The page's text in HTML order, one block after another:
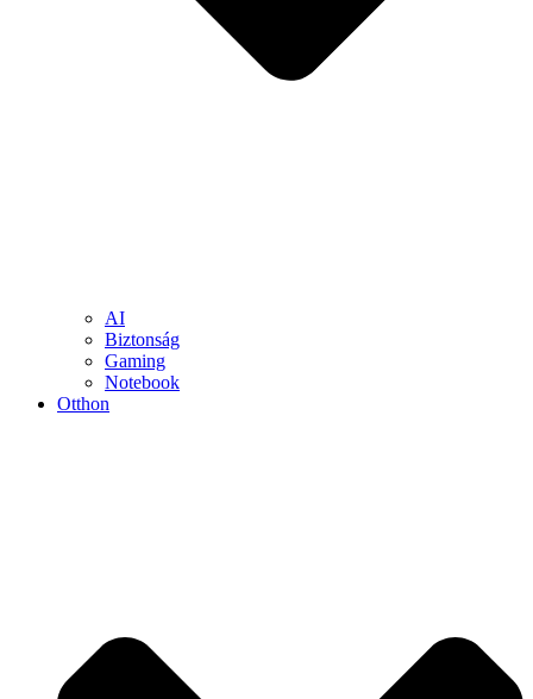
AI
Biztonság
Gaming
Notebook
Otthon